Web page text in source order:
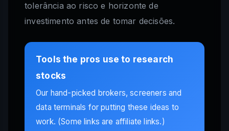
tolerância ao risco e horizonte de
investimento antes de tomar decisões.
Tools the pros use to research
stocks
Our hand-picked brokers, screeners and
data terminals for putting these ideas to
work. (Some links are affiliate links.)